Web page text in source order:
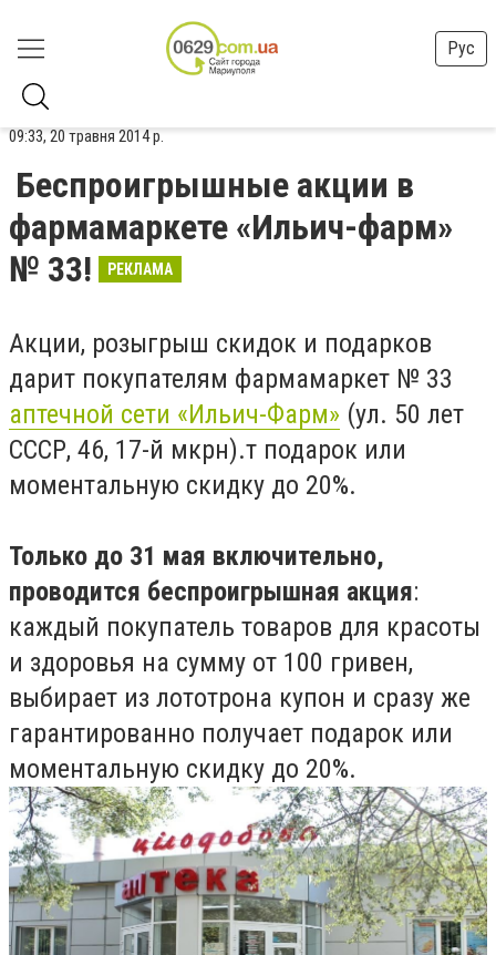
Рус
09:33, 20 травня 2014 р.
Беспроигрышные акции в
фармамаркете «Ильич-фарм»
№ 33!
РЕКЛАМА
Акции, розыгрыш скидок и подарков
дарит покупателям фармамаркет № 33
аптечной сети «Ильич-Фарм» (ул. 50 лет
СССР, 46, 17-й мкрн).т подарок или
моментальную скидку до 20%.
Только до 31 мая включительно,
проводится беспроигрышная акция:
каждый покупатель товаров для красоты
и здоровья на сумму от 100 гривен,
выбирает из лототрона купон и сразу же
гарантированно получает подарок или
моментальную скидку до 20%.